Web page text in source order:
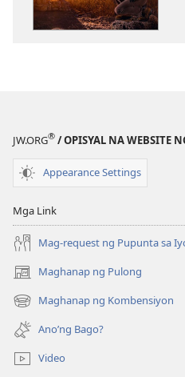
JW.ORG® / OPISYAL NA WEBSITE
Appearance Settings
Mga Link
Mag-request ng Pupunta sa
Maghanap ng Pulong
(may
bubukas
na
bagong
window)
Maghanap ng Kombensiyon
(may
bubukas
na
bagong
window)
Ano’ng Bago?
Video